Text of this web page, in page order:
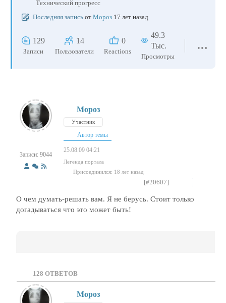
Технический прогресс
Последняя запись от Мороз 17 лет назад
129
Записи
14
Пользователи
0
Reactions
49.3
Тыс.
Просмотры
Записи: 9044
Мороз
Участник
Автор темы
25.08.09 04:21
Легенда портала
Присоединился: 18 лет назад
[#20607]
О чем думать-решать вам. Я не берусь. Стоит только
догадываться что это может быть!
128 ОТВЕТОВ
Мороз